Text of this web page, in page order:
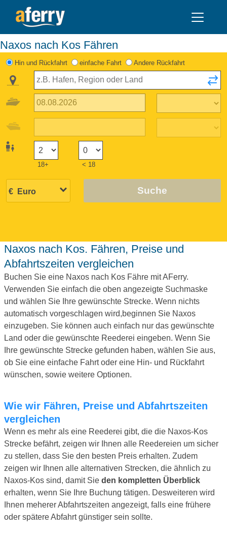
Naxos nach Kos Fähren
Hin und Rückfahrt einfache Fahrt Andere Rückfahrt
18+ < 18
Suche
Naxos nach Kos. Fähren, Preise und
Abfahrtszeiten vergleichen
Buchen Sie eine Naxos nach Kos Fähre mit AFerry.
Verwenden Sie einfach die oben angezeigte Suchmaske
und wählen Sie Ihre gewünschte Strecke. Wenn nichts
automatisch vorgeschlagen wird,beginnen Sie Naxos
einzugeben. Sie können auch einfach nur das gewünschte
Land oder die gewünschte Reederei eingeben. Wenn Sie
Ihre gewünschte Strecke gefunden haben, wählen Sie aus,
ob Sie eine einfache Fahrt oder eine Hin- und Rückfahrt
wünschen, sowie weitere Optionen.
Wie wir Fähren, Preise und Abfahrtszeiten
vergleichen
Wenn es mehr als eine Reederei gibt, die die Naxos-Kos
Strecke befährt, zeigen wir Ihnen alle Reedereien um sicher
zu stellen, dass Sie den besten Preis erhalten. Zudem
zeigen wir Ihnen alle alternativen Strecken, die ähnlich zu
Naxos-Kos sind, damit Sie den kompletten Überblick
erhalten, wenn Sie Ihre Buchung tätigen. Desweiteren wird
Ihnen meherer Abfahrtszeiten angezeigt, falls eine frühere
oder spätere Abfahrt günstiger sein sollte.